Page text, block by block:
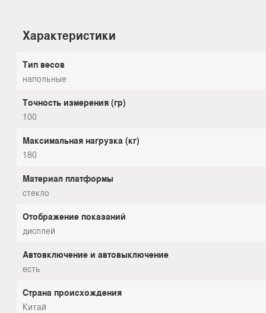
Характеристики
Тип весов
напольные
Точность измерения (гр)
100
Максимальная нагрузка (кг)
180
Материал платформы
стекло
Отображение показаний
дисплей
Автовключение и автовыключение
есть
Страна происхождения
Китай